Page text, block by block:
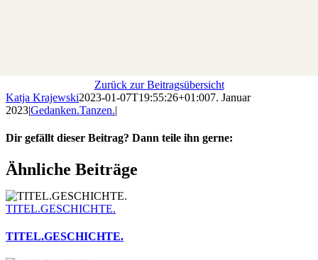
Zurück zur Beitragsübersicht
Katja Krajewski2023-01-07T19:55:26+01:007. Januar
2023|Gedanken.Tanzen.|
Dir gefällt dieser Beitrag? Dann teile ihn gerne:
Facebook
X
WhatsApp
Telegram
Pinterest
E-
Mail
Ähnliche Beiträge
TITEL.GESCHICHTE.
TITEL.GESCHICHTE.